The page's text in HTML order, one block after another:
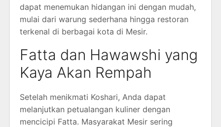
dapat menemukan hidangan ini dengan mudah,
mulai dari warung sederhana hingga restoran
terkenal di berbagai kota di Mesir.
Fatta dan Hawawshi yang
Kaya Akan Rempah
Setelah menikmati Koshari, Anda dapat
melanjutkan petualangan kuliner dengan
mencicipi Fatta. Masyarakat Mesir sering